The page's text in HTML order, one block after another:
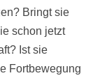
Bringt sie
schon jetzt
Ist sie
Fortbewegung